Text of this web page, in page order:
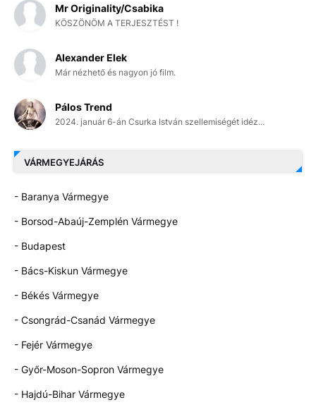
Mr Originality/Csabika
KÖSZÖNÖM A TERJESZTÉST !
Alexander Elek
Már nézhető és nagyon jó film.
Pálos Trend
2024. január 6-án Csurka István szellemiségét idéz...
VÁRMEGYEJÁRÁS
- Baranya Vármegye
- Borsod-Abaúj-Zemplén Vármegye
- Budapest
- Bács-Kiskun Vármegye
- Békés Vármegye
- Csongrád-Csanád Vármegye
- Fejér Vármegye
- Győr-Moson-Sopron Vármegye
- Hajdú-Bihar Vármegye